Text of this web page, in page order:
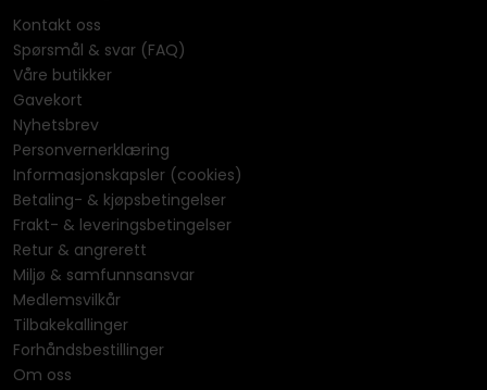
Kontakt oss
Spørsmål & svar (FAQ)
Våre butikker
Gavekort
Nyhetsbrev
Personvernerklæring
Informasjonskapsler (cookies)
Betaling- & kjøpsbetingelser
Frakt- & leveringsbetingelser
Retur & angrerett
Miljø & samfunnsansvar
Medlemsvilkår
Tilbakekallinger
Forhåndsbestillinger
Om oss